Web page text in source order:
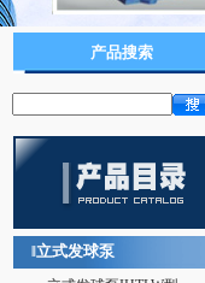
产品搜索
立式发球泵